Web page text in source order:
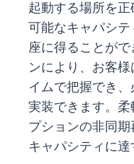
起動する場所を
可能なキャパシ
座に得ることが
ンにより、お客
イムで把握でき
実装できます。
プションの非同
キャパシティに達